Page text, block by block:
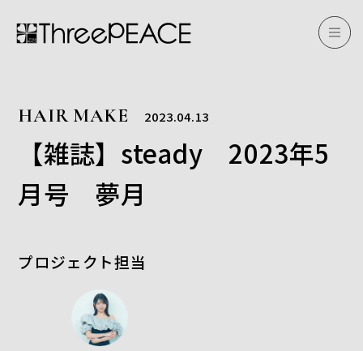
HAIR MAKE 2023.04.13
【雑誌】steady 2023年5
月号 夢月
プロジェクト担当